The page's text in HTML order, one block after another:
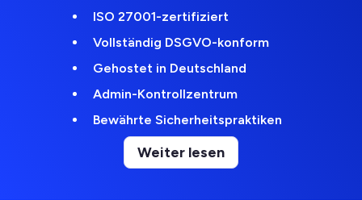
ISO 27001-zertifiziert
Vollständig DSGVO-konform
Gehostet in Deutschland
Admin-Kontrollzentrum
Bewährte Sicherheitspraktiken
Weiter lesen